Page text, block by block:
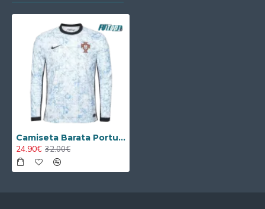
Camiseta Barata Portugal Visitante Segunda Equipación 2024 Versión Jugador ML
24.90€ 32.00€